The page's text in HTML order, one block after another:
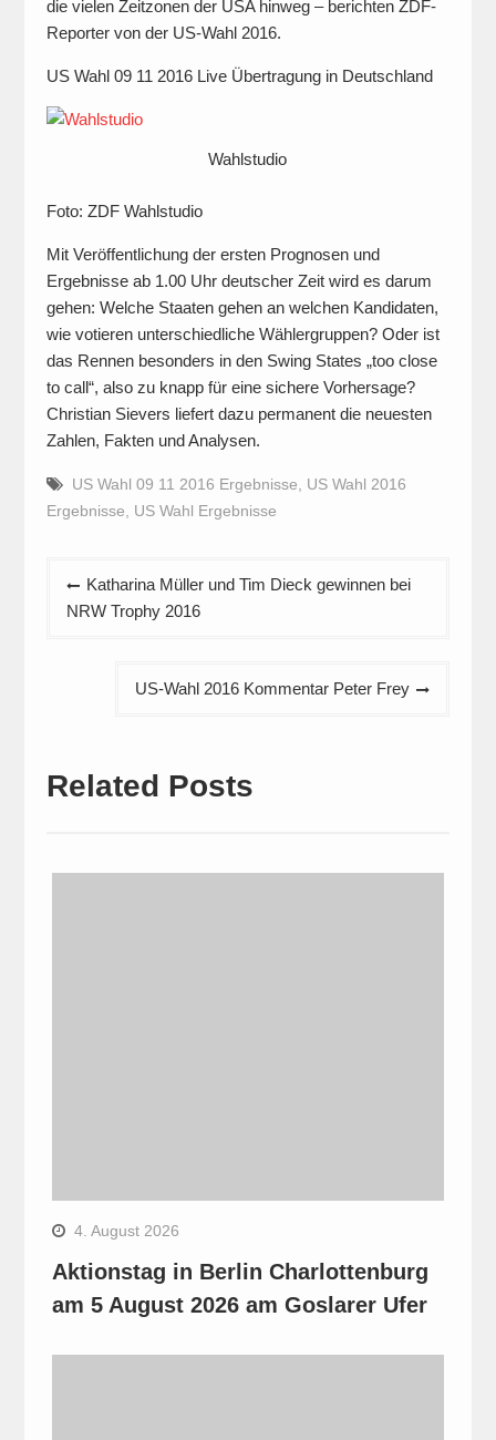
die vielen Zeitzonen der USA hinweg – berichten ZDF-
Reporter von der US-Wahl 2016.
US Wahl 09 11 2016 Live Übertragung in Deutschland
Wahlstudio
Foto: ZDF Wahlstudio
Mit Veröffentlichung der ersten Prognosen und
Ergebnisse ab 1.00 Uhr deutscher Zeit wird es darum
gehen: Welche Staaten gehen an welchen Kandidaten,
wie votieren unterschiedliche Wählergruppen? Oder ist
das Rennen besonders in den Swing States „too close
to call“, also zu knapp für eine sichere Vorhersage?
Christian Sievers liefert dazu permanent die neuesten
Zahlen, Fakten und Analysen.
US Wahl 09 11 2016 Ergebnisse
US Wahl 2016
Ergebnisse
US Wahl Ergebnisse
Beitragsnavigation
Katharina Müller und Tim Dieck gewinnen bei
NRW Trophy 2016
US-Wahl 2016 Kommentar Peter Frey
Related Posts
4. August 2026
Aktionstag in Berlin Charlottenburg
am 5 August 2026 am Goslarer Ufer